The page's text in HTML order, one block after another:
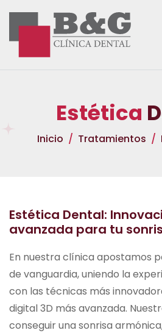
Estética D
Inicio Tratamientos
Estética Dental:
avanzada para tu
En nuestra clínica apostamos
de vanguardia, uniendo la
con las técnicas más
digital 3D más avanzada.
conseguir una sonrisa